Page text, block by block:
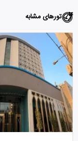
تورهای مشابه